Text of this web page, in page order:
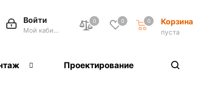
0 0 Корзина
пуста
0
Войти
Мой кабинет
Проектирование